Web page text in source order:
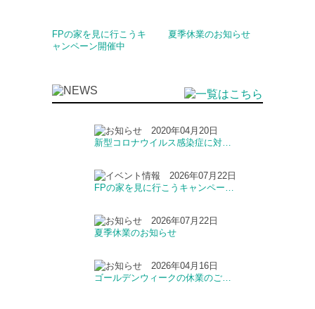
FPの家を見に行こうキ
ャンペーン開催中
夏季休業のお知らせ
2020年04月20日
新型コロナウイルス感染症に対…
2026年07月22日
FPの家を見に行こうキャンペー…
2026年07月22日
夏季休業のお知らせ
2026年04月16日
ゴールデンウィークの休業のご…